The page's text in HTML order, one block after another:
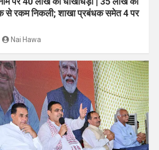
से रकम निकली; शाखा प्रबंधक समेत 4 पर
Nai Hawa